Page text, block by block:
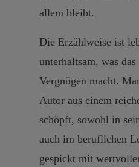
allem bleibt.
Die Erzählweise ist
unterhaltsam, was
Vergnügen macht.
Autor aus einem
schöpft, sowohl in
auch im beruflichen
gespickt mit